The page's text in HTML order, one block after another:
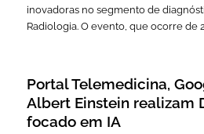
inovadoras no segmento de
Radiologia. O evento, que ocorre de
Portal Telemedicina,
Albert Einstein realizam
focado em IA